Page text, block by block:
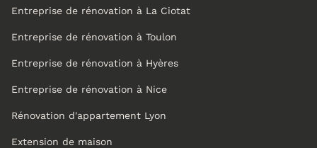
Entreprise de rénovation à La Ciotat
Entreprise de rénovation à Toulon
Entreprise de rénovation à Hyères
Entreprise de rénovation à Nice
Rénovation d'appartement Lyon
Extension de maison